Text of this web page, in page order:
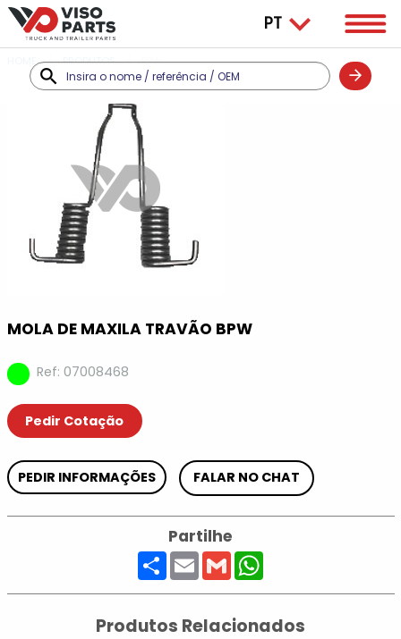
PRODUTOS BPW
MOLA DE MAXILA TRAVÃO BPW
Ref: 07008468
Pedir Cotação
PEDIR INFORMAÇÕES FALAR NO CHAT
Partilhe
ShareEmailGmail
Produtos Relacionados